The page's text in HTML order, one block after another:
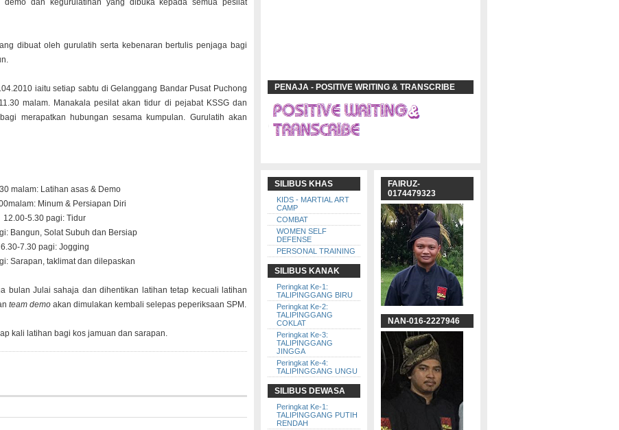
dan kegurulatihan yang dibuka kepada semua pesilat
dibuat oleh gurulatih serta kebenaran bertulis penjaga bagi
iaitu setiap sabtu di Gelanggang Bandar Pusat Puchong
malam. Manakala pesilat akan tidur di pejabat KSSG dan
merapatkan hubungan sesama kumpulan. Gurulatih akan
malam: Latihan asas & Demo
Minum & Persiapan Diri
12.00-5.30 pagi: Tidur
Bangun, Solat Subuh dan Bersiap
6.30-7.30 pagi: Jogging
Sarapan, taklimat dan dilepaskan
bulan Julai sahaja dan dihentikan latihan tetap kecuali latihan
team demo akan dimulakan kembali selepas peperiksaan SPM.
kali latihan bagi kos jamuan dan sarapan.
PENAJA - POSITIVE WRITING & TRANSCRIBE
SILIBUS KHAS
KIDS - MARTIAL ART
CAMP
COMBAT
WOMEN SELF
DEFENSE
PERSONAL TRAINING
SILIBUS KANAK
Peringkat Ke-1:
TALIPINGGANG BIRU
Peringkat Ke-2:
TALIPINGGANG
COKLAT
Peringkat Ke-3:
TALIPINGGANG
JINGGA
Peringkat Ke-4:
TALIPINGGANG UNGU
SILIBUS DEWASA
Peringkat Ke-1:
TALIPINGGANG PUTIH
RENDAH
FAIRUZ-
0174479323
NAN-016-2227946